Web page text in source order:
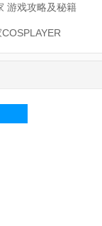
游戏攻略及秘籍